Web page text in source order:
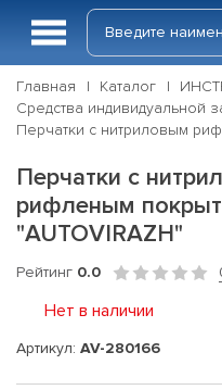
Главная Каталог
Средства индивидуальной
Перчатки с нитриловым
Перчатки с
рифленым
"AUTOVIRAZH"
Рейтинг 0.0
Нет в наличии
Артикул: AV-280166